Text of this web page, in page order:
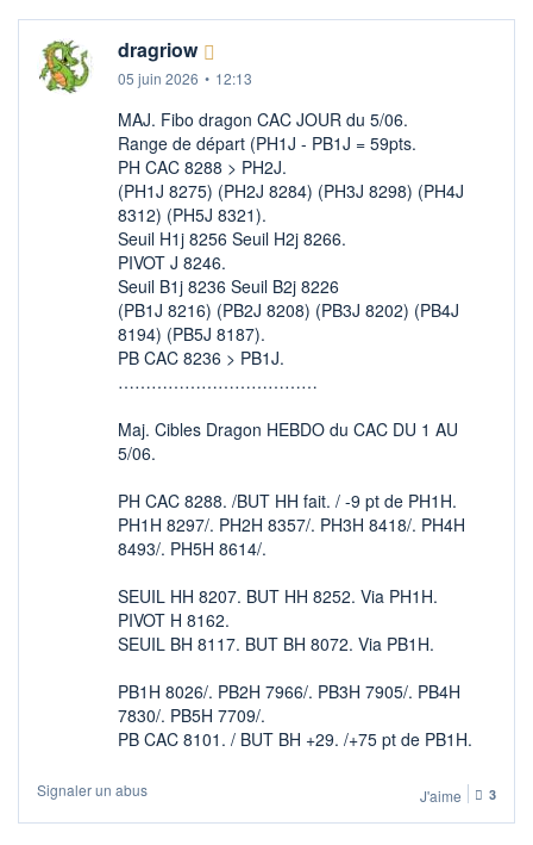
dragriow
05 juin 2026 • 12:13
MAJ. Fibo dragon CAC JOUR du 5/06.
Range de départ (PH1J - PB1J = 59pts.
PH CAC 8288 > PH2J.
(PH1J 8275) (PH2J 8284) (PH3J 8298) (PH4J
8312) (PH5J 8321).
Seuil H1j 8256 Seuil H2j 8266.
PIVOT J 8246.
Seuil B1j 8236 Seuil B2j 8226
(PB1J 8216) (PB2J 8208) (PB3J 8202) (PB4J
8194) (PB5J 8187).
PB CAC 8236 > PB1J.
………………………………
Maj. Cibles Dragon HEBDO du CAC DU 1 AU
5/06.
PH CAC 8288. /BUT HH fait. / -9 pt de PH1H.
PH1H 8297/. PH2H 8357/. PH3H 8418/. PH4H
8493/. PH5H 8614/.
SEUIL HH 8207. BUT HH 8252. Via PH1H.
PIVOT H 8162.
SEUIL BH 8117. BUT BH 8072. Via PB1H.
PB1H 8026/. PB2H 7966/. PB3H 7905/. PB4H
7830/. PB5H 7709/.
PB CAC 8101. / BUT BH +29. /+75 pt de PB1H.
Signaler un abus J'aime 3